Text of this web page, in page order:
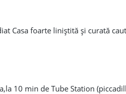
Casa foarte liniștită și curată
10 min de Tube Station